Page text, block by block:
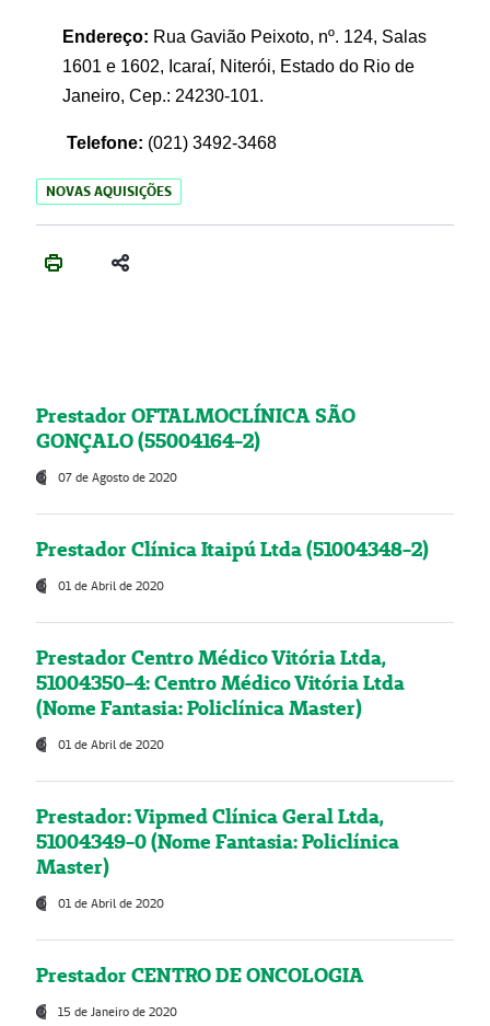
Endereço: Rua Gavião Peixoto, nº. 124, Salas
1601 e 1602, Icaraí, Niterói, Estado do Rio de
Janeiro, Cep.: 24230-101.
Telefone: (021) 3492-3468
NOVAS AQUISIÇÕES
Prestador OFTALMOCLÍNICA SÃO
GONÇALO (55004164-2)
07 de Agosto de 2020
Prestador Clínica Itaipú Ltda (51004348-2)
01 de Abril de 2020
Prestador Centro Médico Vitória Ltda,
51004350-4: Centro Médico Vitória Ltda
(Nome Fantasia: Policlínica Master)
01 de Abril de 2020
Prestador: Vipmed Clínica Geral Ltda,
51004349-0 (Nome Fantasia: Policlínica
Master)
01 de Abril de 2020
Prestador CENTRO DE ONCOLOGIA
15 de Janeiro de 2020